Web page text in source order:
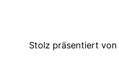
Stolz präsentiert von